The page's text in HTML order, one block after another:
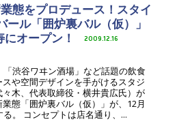
態をプロデュース！スタイ
ール「囲炉裏バル（仮）」
オープン！
2009.12.16
「渋谷ワヰン酒場」など話題の飲食
や空間デザインを手がけるスタジ
木、代表取締役・横井貴広氏）が
態「囲炉裏バル（仮）」が、12月
。 コンセプトは店名通り、...